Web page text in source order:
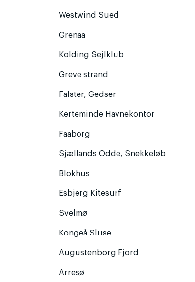
Westwind Sued
Grenaa
Kolding Sejlklub
Greve strand
Falster, Gedser
Kerteminde Havnekontor
Faaborg
Sjællands Odde, Snekkeløb
Blokhus
Esbjerg Kitesurf
Svelmø
Kongeå Sluse
Augustenborg Fjord
Arresø